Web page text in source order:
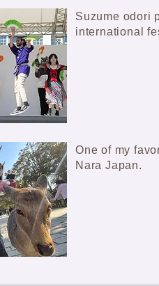
Suzume odori
international
One of my
Nara Japan.